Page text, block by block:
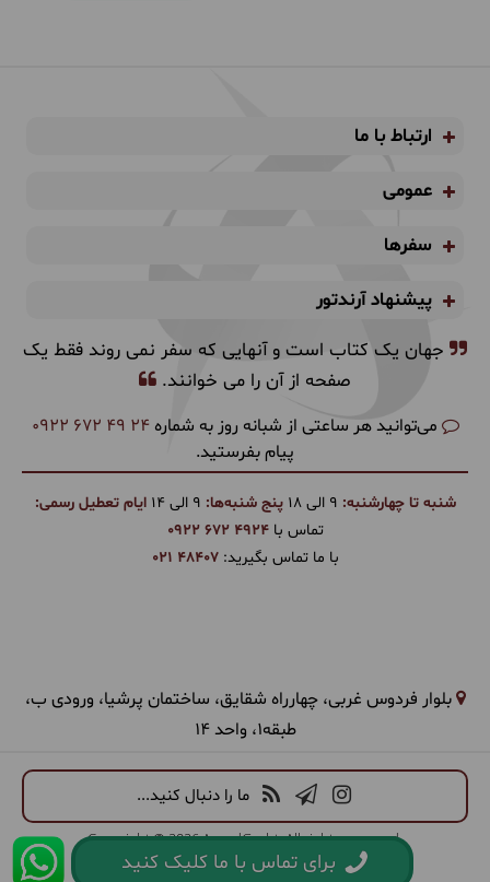
برای تماس با ما کلیک کنید
ارتباط با ما
عمومی
سفرها
پیشنهاد آرندتور
جهان یک کتاب است و آنهایی که سفر نمی روند فقط یک
صفحه از آن را می خوانند.
می‌توانید هر ساعتی از شبانه روز به شماره 0922 672 49 24
پیام بفرستید.
شنبه تا چهارشنبه: پنج شنبه‌ها:
ایام تعطیل رسمی:
تماس با0922 672 4924
با ما تماس بگیرید:021 48407
بلوار فردوس غربی، چهارراه شقایق، ساختمان پرشیا، ورودی ب،
طبقه1، واحد 14
ما را دنبال کنید...
Copyright © 2026 ArandGasht. All rights reserved.
طراحی سایت گردشگریو CRM
:همورا